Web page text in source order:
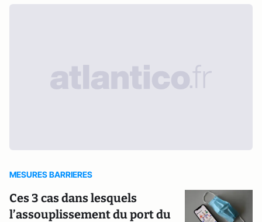
MESURES BARRIERES
Ces 3 cas dans lesquels
l’assouplissement du port du